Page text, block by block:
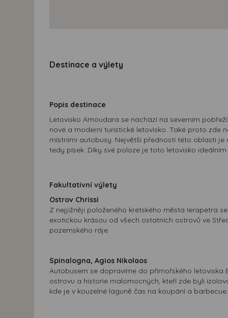
Destinace a výlety
Popis destinace
Letovisko Amoudara se nachází na severním
nové a moderní turistické letovisko. Také proto zde
místními autobusy. Největší předností této oblasti
tedy písek. Díky své poloze je toto letovisko
Fakultativní výlety
Ostrov Chrissi
Z nejjižněji položeného krétského města Ierapetra
exotickou krásou od všech ostatních ostrovů ve
pozemského ráje.
Spinalogna, Agios Nikolaos
Autobusem se dopravíme do přímořského
ostrovu a historie malomocných, kteří zde byli
kde je v kouzelné laguně čas na koupání a